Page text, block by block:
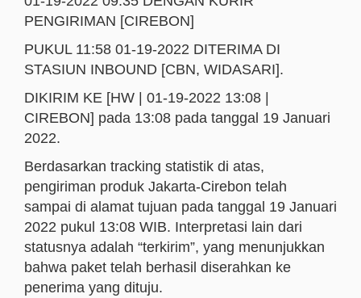
PENGIRIMAN [CIREBON]
PUKUL 11:58 01-19-2022 DITERIMA DI
STASIUN INBOUND [CBN, WIDASARI].
DIKIRIM KE [HW | 01-19-2022 13:08 |
CIREBON] pada 13:08 pada tanggal 19 Januari
2022.
Berdasarkan tracking statistik di atas,
pengiriman produk Jakarta-Cirebon telah
sampai di alamat tujuan pada tanggal 19 Januari
2022 pukul 13:08 WIB. Interpretasi lain dari
statusnya adalah “terkirim”, yang menunjukkan
bahwa paket telah berhasil diserahkan ke
penerima yang dituju.